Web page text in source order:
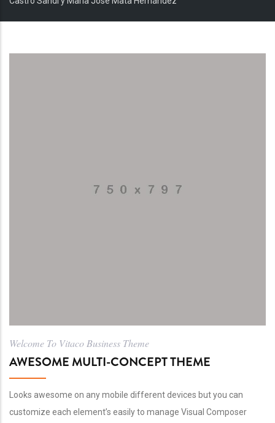
Welcome To Vitaco Business Theme
AWESOME MULTI-CONCEPT THEME
Looks awesome on any mobile different devices but you can
customize each element’s easily to manage Visual Composer